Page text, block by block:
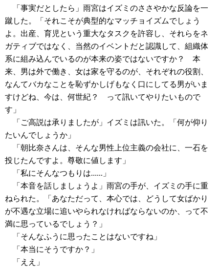
「事実だとしたら」雨宮はイズミのささやかな反論を一
蹴した。「それこそが典型的なマッチョイズムでしょう
よ。出産、育児という重大なタスクを許容し、それらをネ
ガティブではなく、当然のイベントだと認識して、組織体
系に組み込んでいるのが本来の姿ではないですか？ 本
来、男は外で働き、女は家を守るのが、それぞれの役割、
なんてバカなことを恥ずかしげもなく口にしてる男がいま
すけどね、今は、何世紀？ って訊いてやりたいもので
す」
「ご高説は承りましたが」イズミは訊いた。「何が仰り
たいんでしょうか」
「朝比奈さんは、そんな男性上位主義の会社に、一石を
投じたんですよ。尊敬に値します」
「私にそんなつもりは......」
「本音を話しましょうよ」雨宮の手が、イズミの手に重
ねられた。「あなただって、本心では、どうして女ばかり
が不遇な立場に追いやられなければならないのか、って不
満に思っているでしょう？」
「そんなふうに思ったことはないですね」
「本当にそうですか？」
「ええ」